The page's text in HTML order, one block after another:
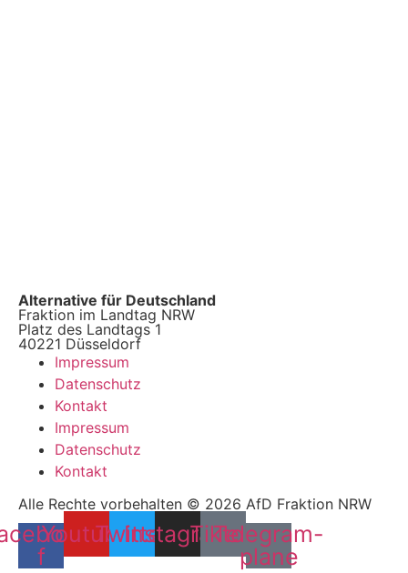
Alternative für Deutschland
Fraktion im Landtag NRW
Platz des Landtags 1
40221 Düsseldorf
Impressum
Datenschutz
Kontakt
Impressum
Datenschutz
Kontakt
Alle Rechte vorbehalten © 2026 AfD Fraktion NRW
f
YoutubeTwitter
Instagram
Tiktok
Telegram-
plane